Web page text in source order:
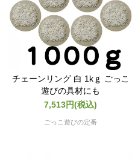
チェーンリング 白 1kｇ ごっこ
遊びの具材にも
7,513円(税込)
ごっこ遊びの定番